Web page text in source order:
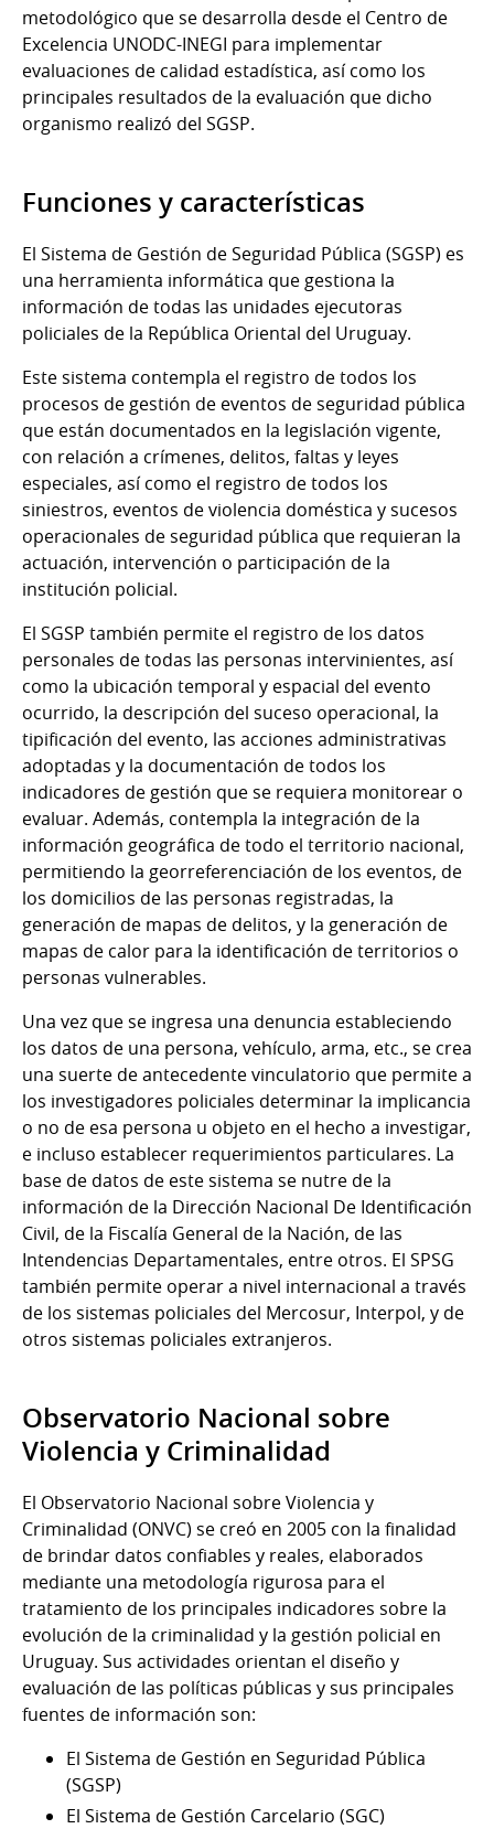
metodológico que se desarrolla desde el Centro de
Excelencia UNODC-INEGI para implementar
evaluaciones de calidad estadística, así como los
principales resultados de la evaluación que dicho
organismo realizó del SGSP.
Funciones y características
El Sistema de Gestión de Seguridad Pública (SGSP) es
una herramienta informática que gestiona la
información de todas las unidades ejecutoras
policiales de la República Oriental del Uruguay.
Este sistema contempla el registro de todos los
procesos de gestión de eventos de seguridad pública
que están documentados en la legislación vigente,
con relación a crímenes, delitos, faltas y leyes
especiales, así como el registro de todos los
siniestros, eventos de violencia doméstica y sucesos
operacionales de seguridad pública que requieran la
actuación, intervención o participación de la
institución policial.
El SGSP también permite el registro de los datos
personales de todas las personas intervinientes, así
como la ubicación temporal y espacial del evento
ocurrido, la descripción del suceso operacional, la
tipificación del evento, las acciones administrativas
adoptadas y la documentación de todos los
indicadores de gestión que se requiera monitorear o
evaluar. Además, contempla la integración de la
información geográfica de todo el territorio nacional,
permitiendo la georreferenciación de los eventos, de
los domicilios de las personas registradas, la
generación de mapas de delitos, y la generación de
mapas de calor para la identificación de territorios o
personas vulnerables.
Una vez que se ingresa una denuncia estableciendo
los datos de una persona, vehículo, arma, etc., se crea
una suerte de antecedente vinculatorio que permite a
los investigadores policiales determinar la implicancia
o no de esa persona u objeto en el hecho a investigar,
e incluso establecer requerimientos particulares. La
base de datos de este sistema se nutre de la
información de la Dirección Nacional De Identificación
Civil, de la Fiscalía General de la Nación, de las
Intendencias Departamentales, entre otros. El SPSG
también permite operar a nivel internacional a través
de los sistemas policiales del Mercosur, Interpol, y de
otros sistemas policiales extranjeros.
Observatorio Nacional sobre
Violencia y Criminalidad
El Observatorio Nacional sobre Violencia y
Criminalidad (ONVC) se creó en 2005 con la finalidad
de brindar datos confiables y reales, elaborados
mediante una metodología rigurosa para el
tratamiento de los principales indicadores sobre la
evolución de la criminalidad y la gestión policial en
Uruguay. Sus actividades orientan el diseño y
evaluación de las políticas públicas y sus principales
fuentes de información son:
El Sistema de Gestión en Seguridad Pública
(SGSP)
El Sistema de Gestión Carcelario (SGC)